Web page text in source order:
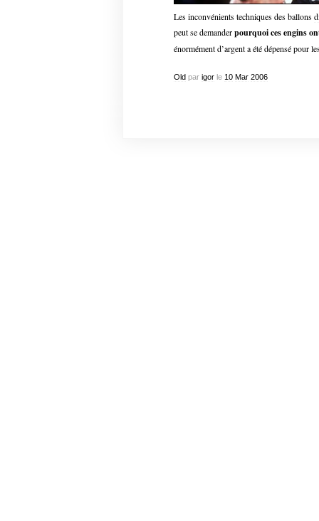
Les inconvénients techniques des ballons
peut se demanderpourquoi ces engins
énormément d’argent a été dépensé pour
Oldpar igorle 10 Mar 2006